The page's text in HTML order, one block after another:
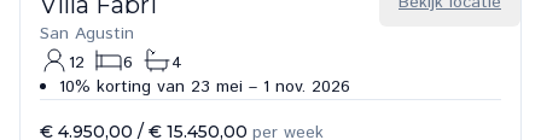
San Agustin
12
6
4
10% korting van 23 mei – 1 nov. 2026
€ 4.950,00 / € 15.450,00 per week